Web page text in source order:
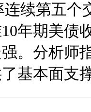
续第五个
年期美债
。分析师
基本面支撑